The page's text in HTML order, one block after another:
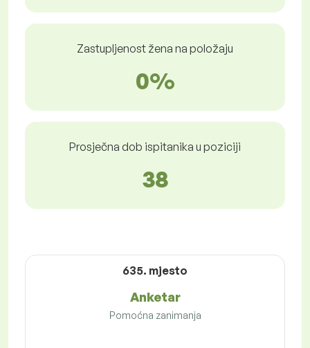
Zastupljenost žena na položaju
0%
Prosječna dob ispitanika u poziciji
38
635. mjesto
Anketar
Pomoćna zanimanja